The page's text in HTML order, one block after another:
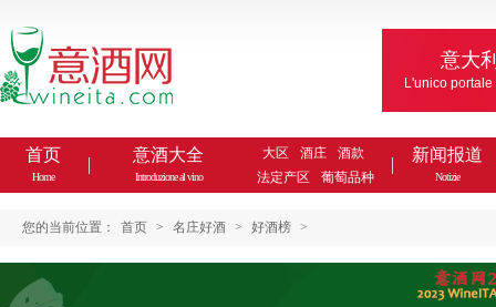
意大
L'unico
首页
Home
意酒大全
Introduzione al vino
大区 酒庄
酒款
法定产区
葡萄品种
新闻报道
Notizie
您的当前位置： 首页 > 名庄好酒 > 好酒榜 >